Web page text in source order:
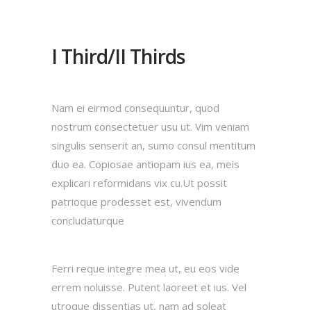
I Third/II Thirds
Nam ei eirmod consequuntur, quod
nostrum consectetuer usu ut. Vim veniam
singulis senserit an, sumo consul mentitum
duo ea. Copiosae antiopam ius ea, meis
explicari reformidans vix cu.Ut possit
patrioque prodesset est, vivendum
concludaturque
Ferri reque integre mea ut, eu eos vide
errem noluisse. Putent laoreet et ius. Vel
utroque dissentias ut, nam ad soleat